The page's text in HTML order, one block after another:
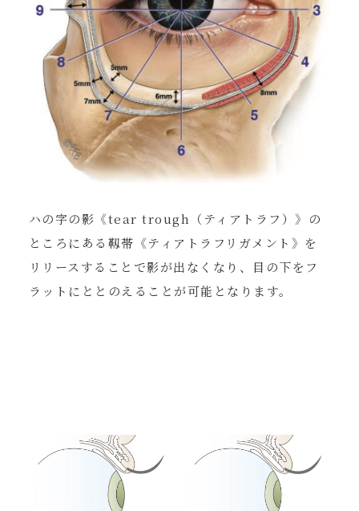
ハの字の影《tear trough（ティアトラフ）》の
ところにある靱帯《ティアトラフリガメント》を
リリースすることで影が出なくなり、目の下をフ
ラットにととのえることが可能となります。